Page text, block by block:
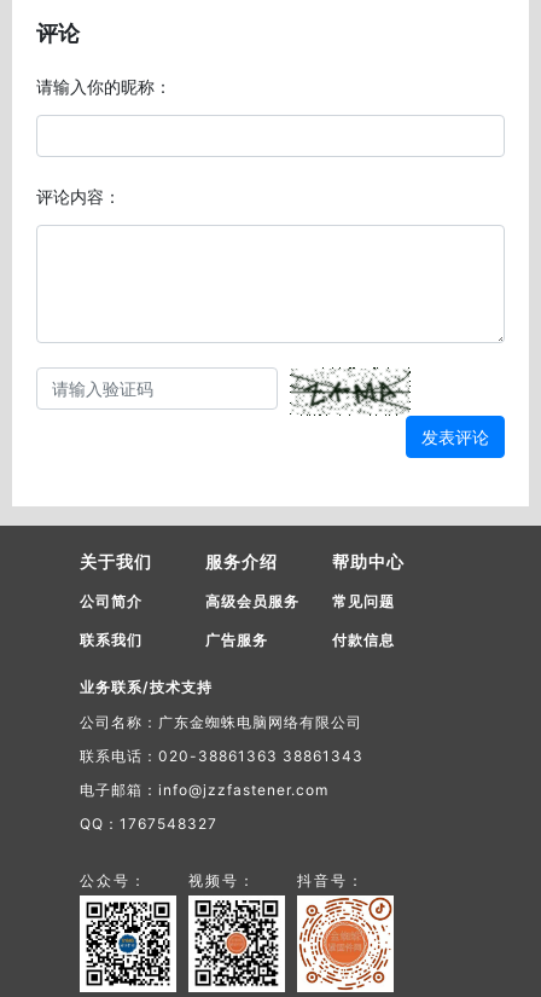
评论
请输入你的昵称：
评论内容：
发表评论
关于我们
公司简介
联系我们
服务介绍
高级会员服务
广告服务
帮助中心
常见问题
付款信息
业务联系/技术支持
公司名称：广东金蜘蛛电脑网络有限公司
联系电话：020-38861363 38861343
电子邮箱：info@jzzfastener.com
QQ：1767548327
公众号： 视频号： 抖音号：